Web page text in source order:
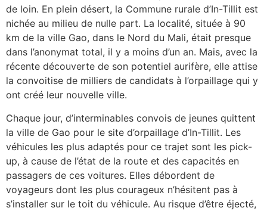
de loin. En plein désert, la Commune rurale d’In-Tillit est
nichée au milieu de nulle part. La localité, située à 90
km de la ville Gao, dans le Nord du Mali, était presque
dans l’anonymat total, il y a moins d’un an. Mais, avec la
récente découverte de son potentiel aurifère, elle attise
la convoitise de milliers de candidats à l’orpaillage qui y
ont créé leur nouvelle ville.
Chaque jour, d’interminables convois de jeunes quittent
la ville de Gao pour le site d’orpaillage d’In-Tillit. Les
véhicules les plus adaptés pour ce trajet sont les pick-
up, à cause de l’état de la route et des capacités en
passagers de ces voitures. Elles débordent de
voyageurs dont les plus courageux n’hésitent pas à
s’installer sur le toit du véhicule. Au risque d’être éjecté,